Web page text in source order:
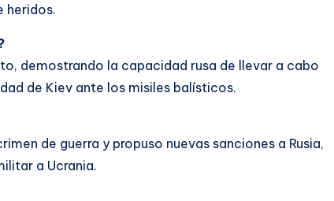
heridos.
demostrando la capacidad rusa de llevar a cabo
de Kiev ante los misiles balísticos.
de guerra y propuso nuevas sanciones a Rusia,
a Ucrania.